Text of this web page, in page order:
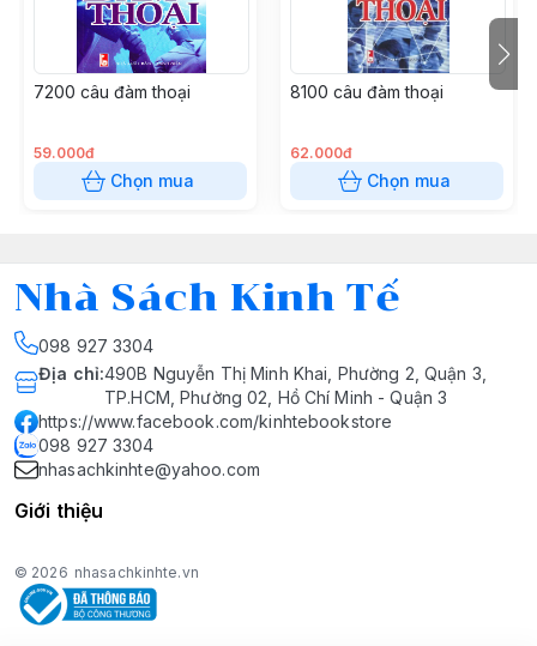
7200 câu đàm thoại
59.000đ
Chọn mua
8100 câu đàm thoại
62.000đ
Chọn mua
Nhà Sách Kinh Tế
098 927 3304
Địa chỉ:490B Nguyễn Thị Minh Khai, Phường 2, Quận 3,
TP.HCM, Phường 02, Hồ Chí Minh - Quận 3
https://www.facebook.com/kinhtebookstore
098 927 3304
nhasachkinhte@yahoo.com
Giới thiệu
© 2026 nhasachkinhte.vn